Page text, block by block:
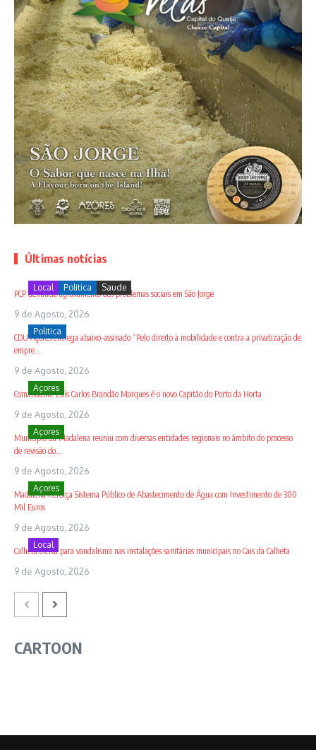
Últimas notícias
Local Politica Saude
PCP denuncia agravamento dos problemas sociais em São Jorge
9 de Agosto, 2026
Politica
CDU Açores entrega abaixo-assinado “Pelo direito à mobilidade e contra a privatização de
empre...
9 de Agosto, 2026
Açores
Comandante Luís Carlos Brandão Marques é o novo Capitão do Porto da Horta
9 de Agosto, 2026
Açores
Município da Madalena reuniu com diversas entidades regionais no âmbito do processo
de revisão do...
9 de Agosto, 2026
Açores
Madalena Reforça Sistema Público de Abastecimento de Água com Investimento de 300
Mil Euros
9 de Agosto, 2026
Local
Calheta alerta para vandalismo nas instalações sanitárias municipais no Cais da Calheta
9 de Agosto, 2026
CARTOON